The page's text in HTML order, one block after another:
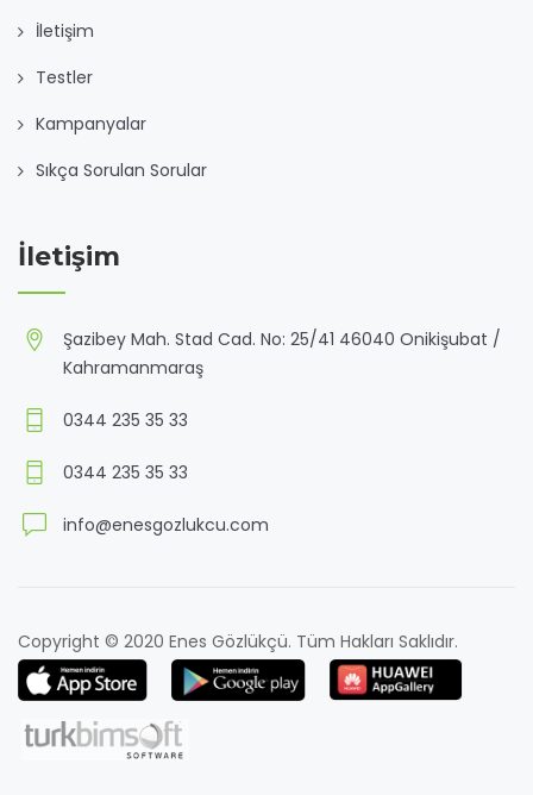
İletişim
Testler
Kampanyalar
Sıkça Sorulan Sorular
İletişim
Şazibey Mah. Stad Cad. No: 25/41 46040 Onikişubat /
Kahramanmaraş
0344 235 35 33
0344 235 35 33
info@enesgozlukcu.com
Copyright © 2020 Enes Gözlükçü. Tüm Hakları Saklıdır.